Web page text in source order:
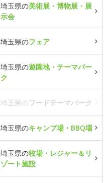
埼玉県の美術展・博物展・展
示会
埼玉県のフェア
埼玉県の遊園地・テーマパー
ク
埼玉県のフードテーマパーク
埼玉県のキャンプ場・BBQ場
埼玉県の牧場・レジャー＆リ
ゾート施設